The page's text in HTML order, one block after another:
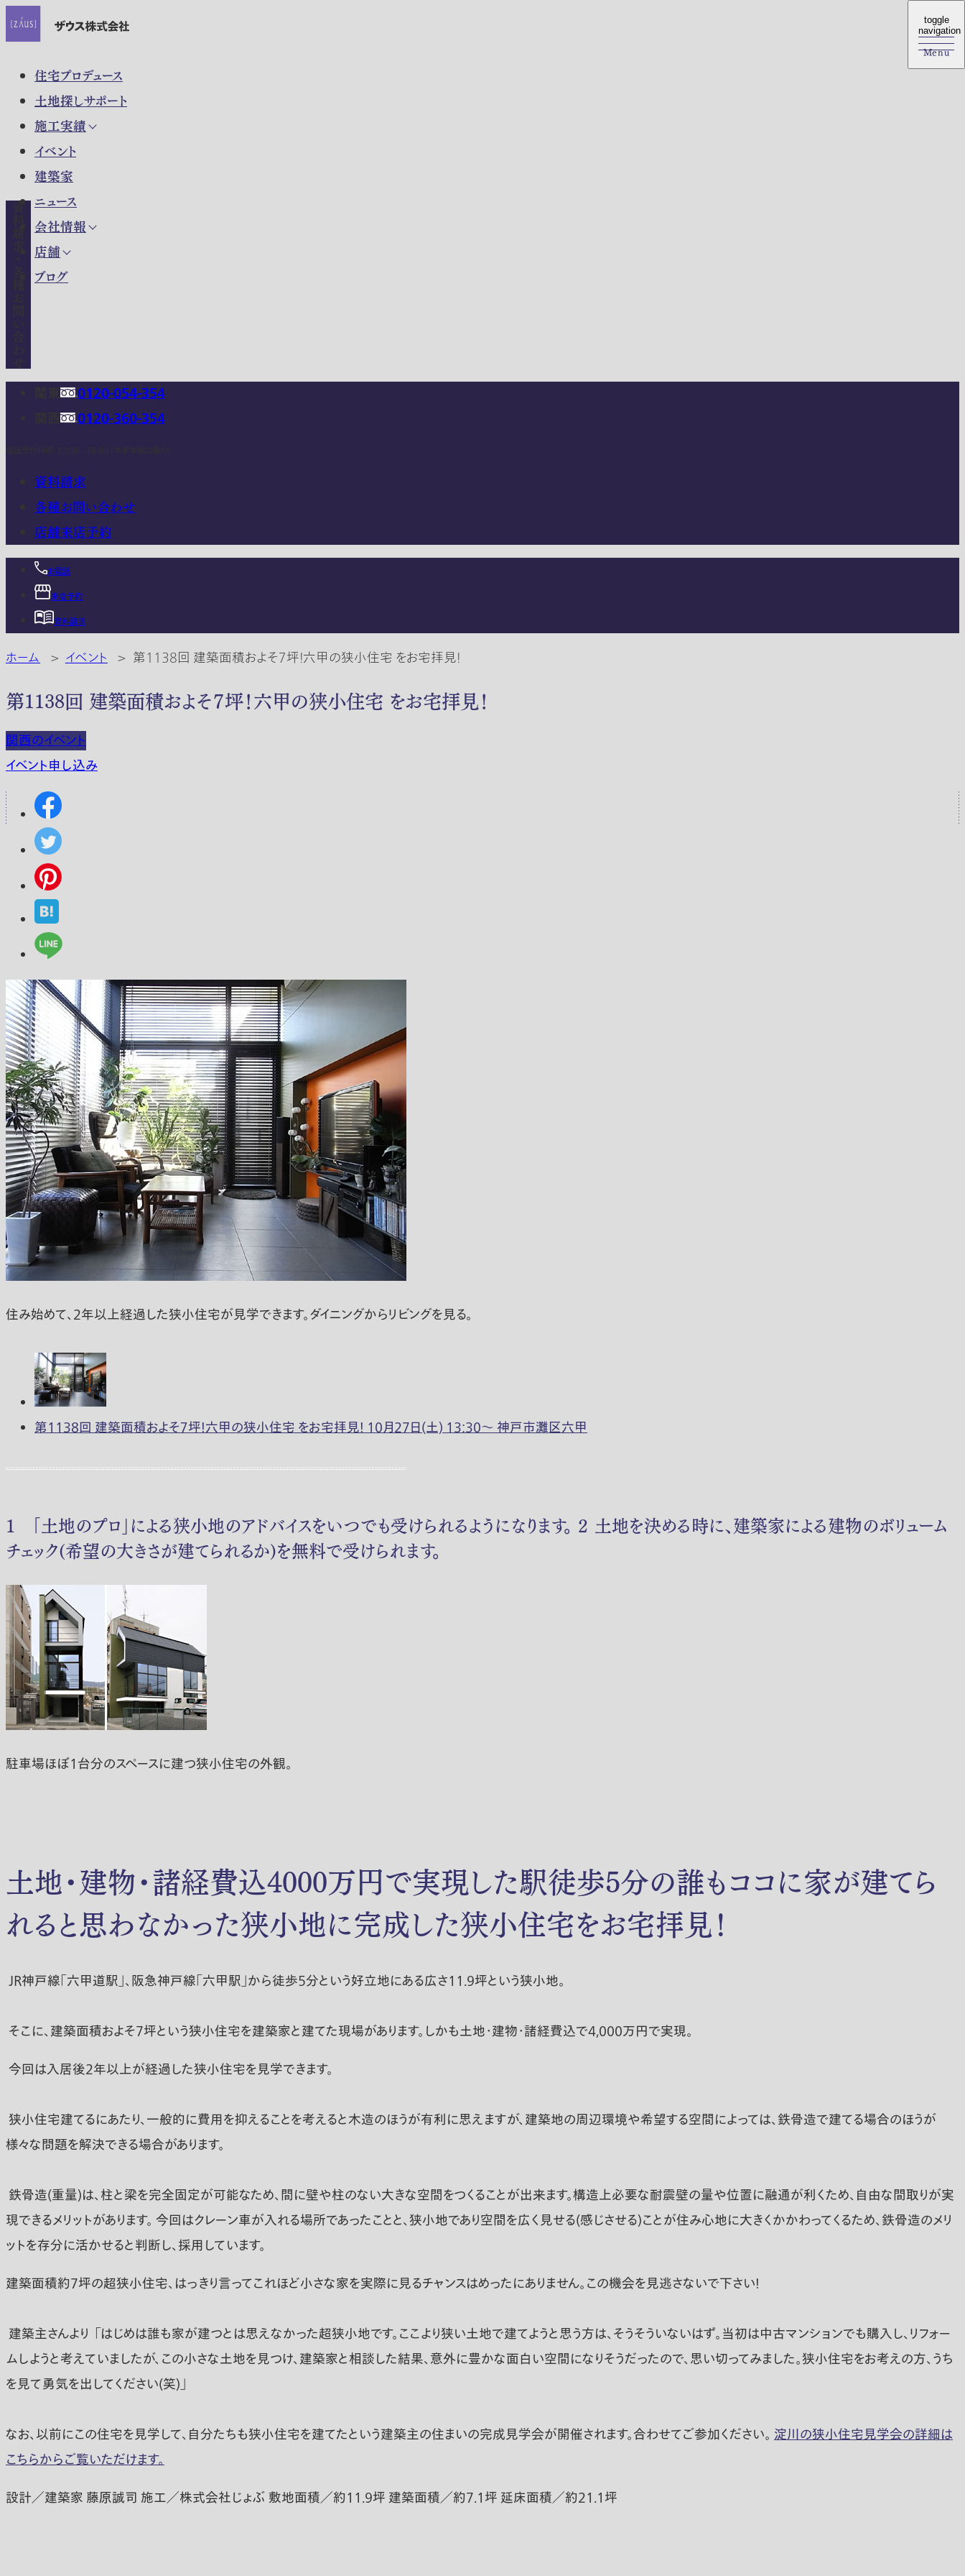
住宅プロデュース
土地探しサポート
施工実績
イベント
建築家
ニュース
会社情報
店舗
ブログ
toggle
navigation
Menu
toggle
navigation
Menu
0120-054-354
0120-360-354
資料請求
各種お問い合わせ
店舗来店予約
お電話
来店予約
資料請求
ホーム > イベント > 第1138回 建築面積およそ７坪！六甲の狭小住宅 をお宅拝見！
第1138回 建築面積およそ７坪！六甲の狭小住宅 をお宅拝見！
関西のイベント
イベント申し込み
住み始めて、2年以上経過した狭小住宅が見学できます。ダイニングからリビングを見る。
第1138回 建築面積およそ７坪！六甲の狭小住宅 をお宅拝見！ 10月27日(土) 13:30〜 神戸市灘区六甲
１ ｢土地のプロ｣による狭小地のアドバイスをいつでも受けられるようになります。 ２ 土地を決める時に、建築家による建物のボリューム
チェック(希望の大きさが建てられるか)を無料で受けられます。
駐車場ほぼ１台分のスペースに建つ狭小住宅の外観。
土地・建物・諸経費込4000万円で実現した駅徒歩5分の誰もココに家が建てら
れると思わなかった狭小地に完成した狭小住宅をお宅拝見！
JR神戸線「六甲道駅」、阪急神戸線「六甲駅」から徒歩5分という好立地にある広さ11.9坪という狭小地。
そこに、建築面積およそ7坪という狭小住宅を建築家と建てた現場があります。しかも土地・建物・諸経費込で4,000万円で実現。
今回は入居後2年以上が経過した狭小住宅を見学できます。
狭小住宅建てるにあたり、一般的に費用を抑えることを考えると木造のほうが有利に思えますが、建築地の周辺環境や希望する空間によっては、鉄骨造で建てる場合のほうが
様々な問題を解決できる場合があります。
鉄骨造(重量)は、柱と梁を完全固定が可能なため、間に壁や柱のない大きな空間をつくることが出来ます。構造上必要な耐震壁の量や位置に融通が利くため、自由な間取りが実
現できるメリットがあります。 今回はクレーン車が入れる場所であったことと、狭小地であり空間を広く見せる(感じさせる)ことが住み心地に大きくかかわってくるため、鉄骨造のメリ
ットを存分に活かせると判断し、採用しています。
建築面積約7坪の超狭小住宅、はっきり言ってこれほど小さな家を実際に見るチャンスはめったにありません。この機会を見逃さないで下さい！
建築主さんより 「はじめは誰も家が建つとは思えなかった超狭小地です。ここより狭い土地で建てようと思う方は、そうそういないはず。当初は中古マンションでも購入し、リフォー
ムしようと考えていましたが、この小さな土地を見つけ、建築家と相談した結果、意外に豊かな面白い空間になりそうだったので、思い切ってみました。狭小住宅をお考えの方、うち
を見て勇気を出してください(笑)」
なお、以前にこの住宅を見学して、自分たちも狭小住宅を建てたという建築主の住まいの完成見学会が開催されます。合わせてご参加ください。 淀川の狭小住宅見学会の詳細は
こちらからご覧いただけます。
設計／建築家 藤原誠司 施工／株式会社じょぶ 敷地面積／約11.9坪 建築面積／約7.1坪 延床面積／約21.1坪